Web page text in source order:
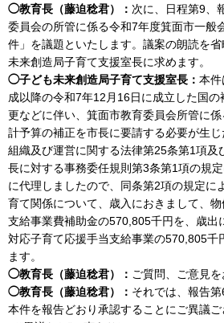
◯教育長（藤迫稔君）： 次に、日程第9、
委員会の所管に係る令和7年度箕面市一般
件」を議題といたします。議案の朗読を
未来創造局子育て支援室長に求めます。
◯子ども未来創造局子育て支援室長： 本件
成以降の令和7年12月16日に成立した国
更などに伴い、箕面市教育委員会所管に
計予算の補正を市長に要請する必要が生
組織及び運営に関する法律第25条第1項及
長に対する事務委任規則第3条第1項の規
に代理しましたので、同条第2項の規定に
育て関係について、歳入におきまして、
支給事業費補助金の570,805千円を、歳出
対応子育て応援手当支給事業の570,805千
ます。
◯教育長（藤迫稔君）： ご質問、ご意見を
◯教育長（藤迫稔君）： それでは、報告第
本件を報告どおり承認することにご異議ご